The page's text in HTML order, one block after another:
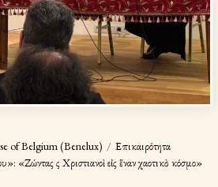
of Belgium (Benelux)
Επικαιρότητα
«Ζώντας ὡς Χριστιανοὶ εἰς ἕναν χαοτικὸ κόσμο»